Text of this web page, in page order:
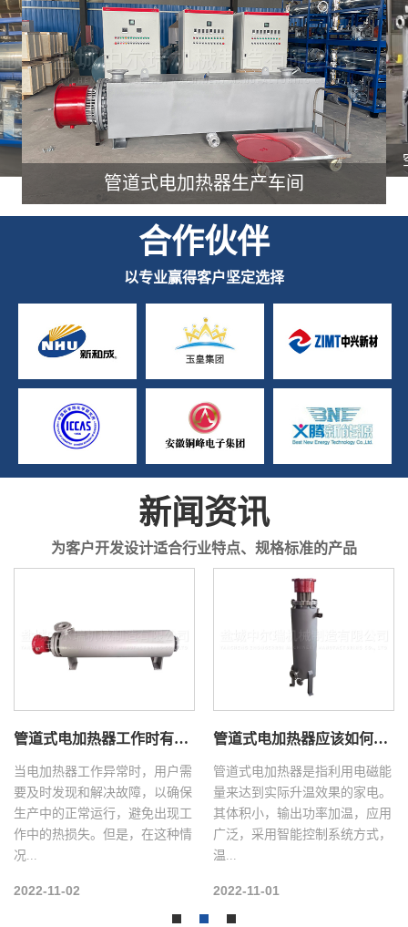
管道式电加热器生产车间
合作伙伴
以专业赢得客户坚定选择
新闻资讯
为客户开发设计适合行业特点、规格标准的产品
管道式电加热器工作时有异味如何处理？
当电加热器工作异常时，用户需
要及时发现和解决故障，以确保
生产中的正常运行，避免出现工
作中的热损失。但是，在这种情
况...
2022-11-02
管道式电加热器应该如何保养？
管道式电加热器是指利用电磁能
量来达到实际升温效果的家电。
其体积小，输出功率加温，应用
广泛，采用智能控制系统方式，
温...
2022-11-01